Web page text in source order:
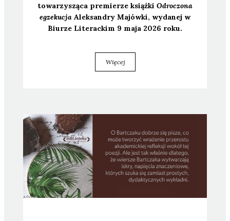
towa­rzy­szą­ca pre­mie­rze książ­ki Odro­czo­na
egze­ku­cja Alek­san­dry Majów­ki, wyda­nej w
Biu­rze Lite­rac­kim 9 maja 2026 roku.
Więcej